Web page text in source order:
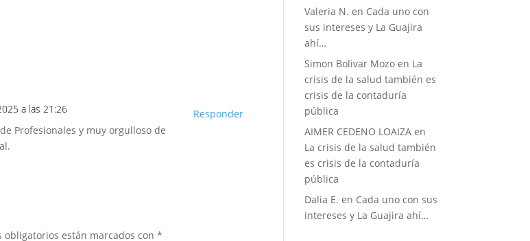
a las 21:26
Profesionales y muy orgulloso de
Responder
obligatorios están marcados con*
Valeria N. en Cada uno con
sus intereses y La Guajira
ahí…
Simon Bolivar Mozo en La
crisis de la salud también es
crisis de la contaduría
pública
AIMER CEDENO LOAIZA en
La crisis de la salud también
es crisis de la contaduría
pública
Dalia E. en Cada uno con sus
intereses y La Guajira ahí…